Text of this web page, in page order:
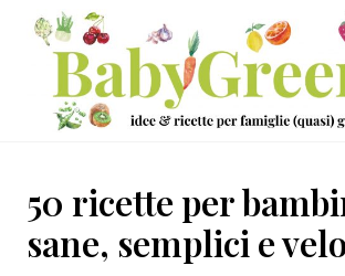
Menu
Passa
contenuto
principale
Passa
laterale
primaria
Passa
ricette
per
50 ricette per
sane, semplici e